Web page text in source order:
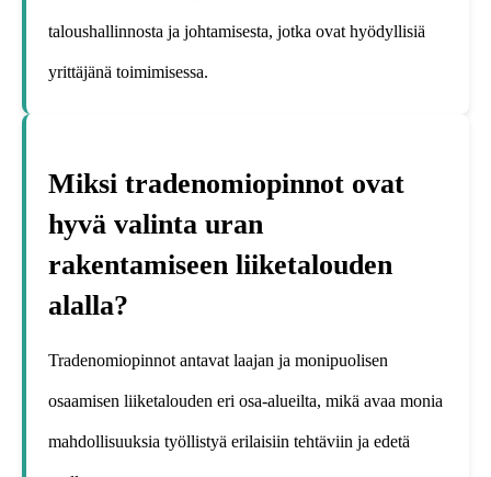
taloushallinnosta ja johtamisesta, jotka ovat hyödyllisiä
yrittäjänä toimimisessa.
Miksi tradenomiopinnot ovat
hyvä valinta uran
rakentamiseen liiketalouden
alalla?
Tradenomiopinnot antavat laajan ja monipuolisen
osaamisen liiketalouden eri osa-alueilta, mikä avaa monia
mahdollisuuksia työllistyä erilaisiin tehtäviin ja edetä